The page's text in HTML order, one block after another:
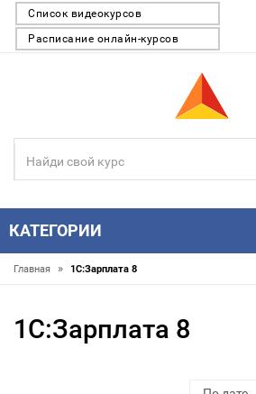
Список видеокурсов
Расписание онлайн-курсов
КАТЕГОРИИ
Главная » 1С:Зарплата 8
1С:Зарплата 8